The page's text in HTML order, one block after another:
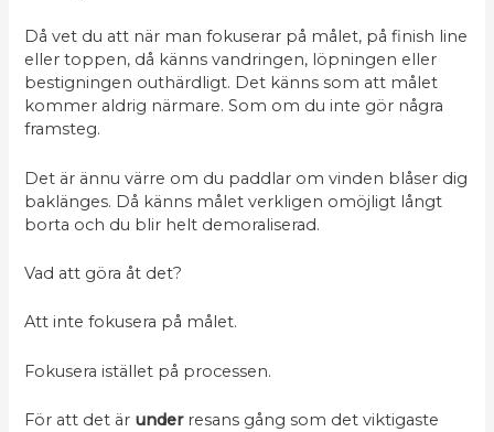
Då vet du att när man fokuserar på målet, på finish line
eller toppen, då känns vandringen, löpningen eller
bestigningen outhärdligt. Det känns som att målet
kommer aldrig närmare. Som om du inte gör några
framsteg.
Det är ännu värre om du paddlar om vinden blåser dig
baklänges. Då känns målet verkligen omöjligt långt
borta och du blir helt demoraliserad.
Vad att göra åt det?
Att inte fokusera på målet.
Fokusera istället på processen.
För att det är under resans gång som det viktigaste